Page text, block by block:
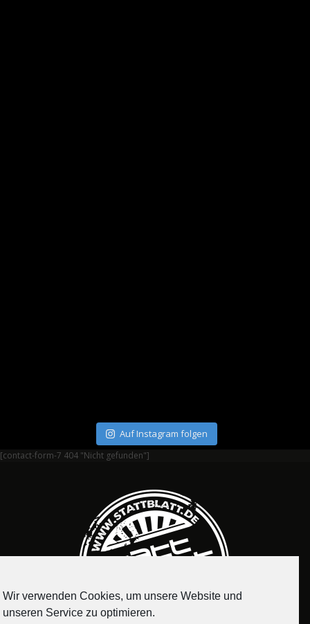
Auf Instagram folgen
[contact-form-7 404 "Nicht gefunden"]
Wir verwenden Cookies, um unsere Website und
unseren Service zu optimieren.